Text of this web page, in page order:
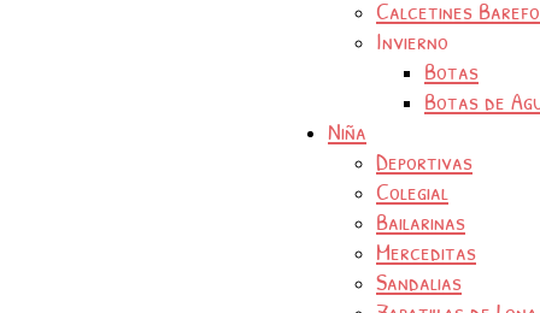
Calcetines
Invierno
Botas
Botas de
Niña
Deportivas
Colegial
Bailarinas
Merceditas
Sandalias